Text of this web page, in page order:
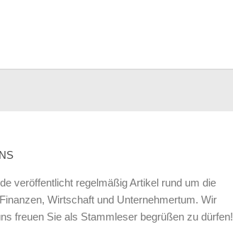
veröffentlicht regelmäßig Artikel rund um die
Wirtschaft und Unternehmertum. Wir
freuen Sie als Stammleser begrüßen zu dürfen!